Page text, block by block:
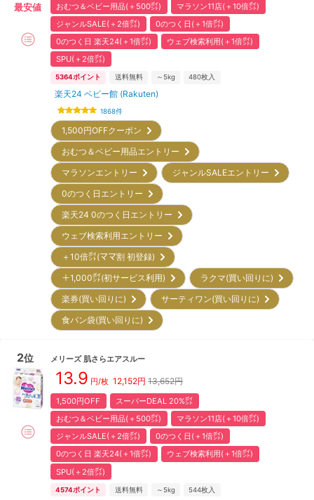
最安値
おむつ＆ベビー用品(＋500㌽)
マラソン11店(＋10倍㌽)
ジャンルSALE(＋2倍㌽)
0のつく日(＋1倍㌽)
0のつく日 楽天24(＋1倍㌽)
ウェブ検索利用(＋1倍㌽)
SPU(＋2倍㌽)
5364ポイント 送料無料 ～5kg 480枚入
楽天24 ベビー館 (Rakuten)
1868件
1,500円OFFクーポン
おむつ＆ベビー用品エントリー
マラソンエントリー
ジャンルSALEエントリー
0のつく日エントリー
楽天24 0のつく日エントリー
ウェブ検索利用エントリー
＋10倍㌽(ママ割 初登録)
＋1,000㌽(初サービス利用)
ラクマ(買い回りに)
楽券(買い回りに)
サーティワン(買い回りに)
食パン袋(買い回りに)
2位 メリーズ 肌さらエアスルー
13.9 円/枚 12,152円 13,652円
1,500円OFF
スーパーDEAL 20%㌽
おむつ＆ベビー用品(＋500㌽)
マラソン11店(＋10倍㌽)
ジャンルSALE(＋2倍㌽)
0のつく日(＋1倍㌽)
0のつく日 楽天24(＋1倍㌽)
ウェブ検索利用(＋1倍㌽)
SPU(＋2倍㌽)
4574ポイント 送料無料 ～5kg 544枚入